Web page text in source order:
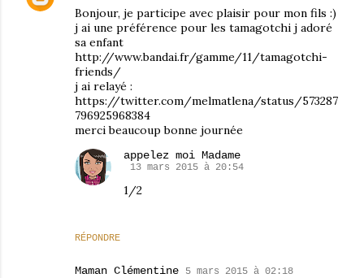
Bonjour, je participe avec plaisir pour mon fils :)
j ai une préférence pour les tamagotchi j adoré
sa enfant
http://www.bandai.fr/gamme/11/tamagotchi-
friends/
j ai relayé :
https://twitter.com/melmatlena/status/573287
796925968384
merci beaucoup bonne journée
RÉPONDRE
appelez moi Madame
13 mars 2015 à 20:54
1/2
Maman Clémentine 5 mars 2015 à 02:18